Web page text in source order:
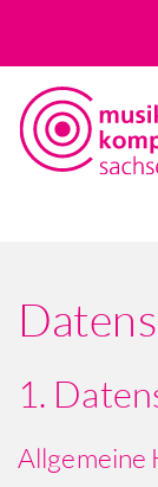
1.
Allgemeine